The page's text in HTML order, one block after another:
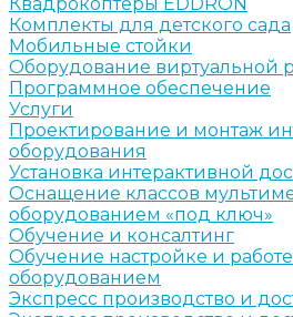
Комплекты для детского сада
Мобильные стойки
Оборудование виртуальной
Программное обеспечение
Услуги
Проектирование и монтаж
оборудования
Установка интерактивной
Оснащение классов
оборудованием «под ключ»
Обучение и консалтинг
Обучение настройке и
оборудованием
Экспресс производство и